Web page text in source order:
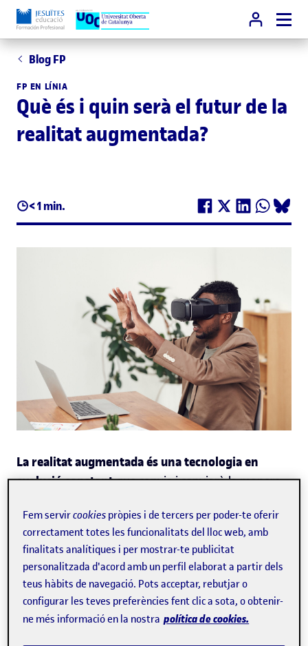
Blog FP
FP EN LÍNIA
Què és i quin serà el futur de la
realitat augmentada?
< 1 min.
La realitat augmentada és una tecnologia en
evolució constantque canvia i canviarà la manera
relacionem amb el que ens envolta.
Per aquesta
raó, entendre quin serà el futur d'aquesta
tecnologia ésdeterminant per a sectors tan
diferents com l'entreteniment, la indústria,
l'educació o la medicina i tot.
Què és la realitat augmentada?
Fem servircookies pròpies i de tercers per poder-te oferir
correctament totes les funcionalitats del lloc web, amb
finalitats analítiques i per mostrar-te publicitat
personalitzada d'acord amb un perfil elaborat a partir dels
teus hàbits de navegació. Pots acceptar, rebutjar o
configurar les teves preferències fent clic a sota, o obtenir-
ne més informació en la nostra política de cookies.